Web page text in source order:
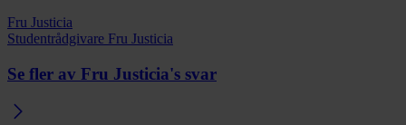
Fru Justicia
Studentrådgivare Fru Justicia
Se fler av Fru Justicia's svar